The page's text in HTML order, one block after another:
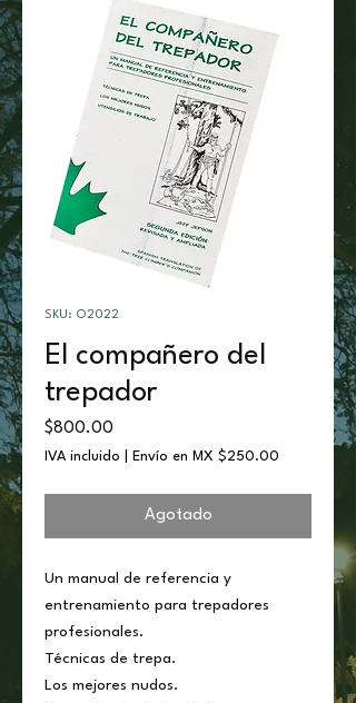
SKU: O2022
El compañero del
trepador
$800.00
IVA incluido Envío en MX $250.00
Agotado
Un manual de referencia y
entrenamiento para trepadores
profesionales.
Técnicas de trepa.
Los mejores nudos.